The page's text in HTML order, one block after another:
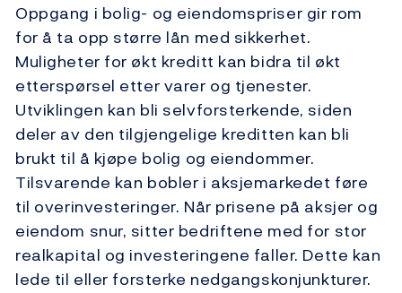
Oppgang i bolig- og eiendomspriser gir rom
for å ta opp større lån med sikkerhet.
Muligheter for økt kreditt kan bidra til økt
etterspørsel etter varer og tjenester.
Utviklingen kan bli selvforsterkende, siden
deler av den tilgjengelige kreditten kan bli
brukt til å kjøpe bolig og eiendommer.
Tilsvarende kan bobler i aksjemarkedet føre
til overinvesteringer. Når prisene på aksjer og
eiendom snur, sitter bedriftene med for stor
realkapital og investeringene faller. Dette kan
lede til eller forsterke nedgangskonjunkturer.